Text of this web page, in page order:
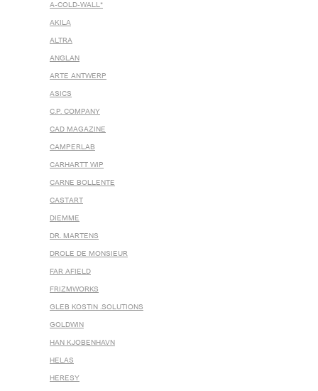
A-COLD-WALL*
AKILA
ALTRA
ANGLAN
ARTE ANTWERP
ASICS
C.P. COMPANY
CAD MAGAZINE
CAMPERLAB
CARHARTT WIP
CARNE BOLLENTE
CASTART
DIEMME
DR. MARTENS
DROLE DE MONSIEUR
FAR AFIELD
FRIZMWORKS
GLEB KOSTIN .SOLUTIONS
GOLDWIN
HAN KJOBENHAVN
HELAS
HERESY